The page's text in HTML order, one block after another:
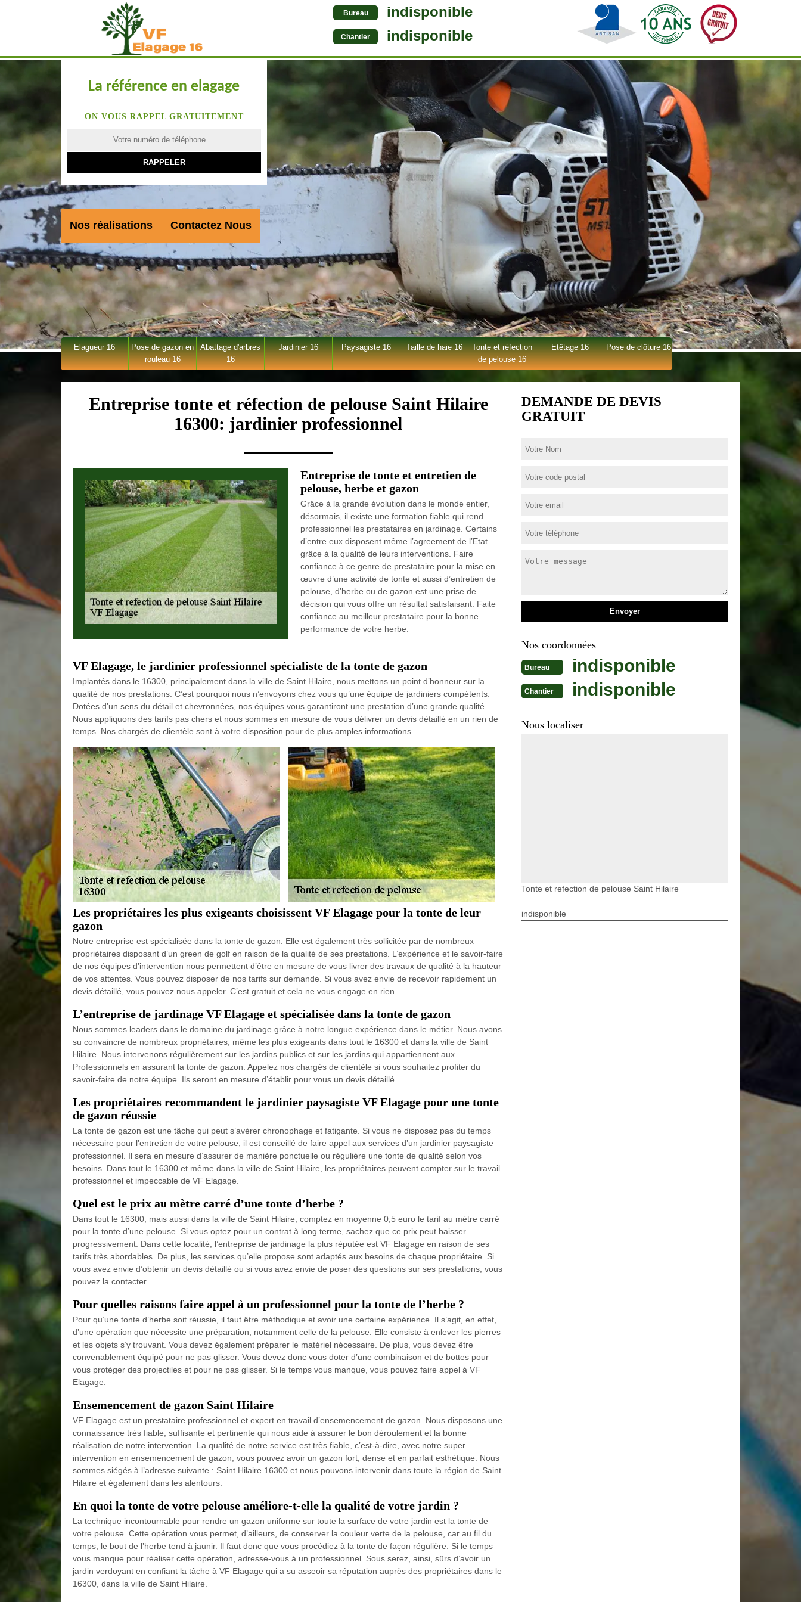
Bureau indisponible
Chantier indisponible
La référence en elagage
ON VOUS RAPPEL GRATUITEMENT
Nos réalisations Contactez Nous
Elagueur 16
Pose de gazon en
rouleau 16
Abattage d'arbres
16
Jardinier 16 Paysagiste 16 Taille de haie 16
Tonte et réfection
de pelouse 16
Etêtage 16 Pose de clôture 16
Entreprise tonte et réfection de pelouse Saint Hilaire
16300: jardinier professionnel
Entreprise de tonte et entretien de
pelouse, herbe et gazon
Grâce à la grande évolution dans le monde entier,
désormais, il existe une formation fiable qui rend
professionnel les prestataires en jardinage. Certains
d’entre eux disposent même l’agreement de l’Etat
grâce à la qualité de leurs interventions. Faire
confiance à ce genre de prestataire pour la mise en
œuvre d’une activité de tonte et aussi d’entretien de
pelouse, d’herbe ou de gazon est une prise de
décision qui vous offre un résultat satisfaisant. Faite
confiance au meilleur prestataire pour la bonne
performance de votre herbe.
VF Elagage, le jardinier professionnel spécialiste de la tonte de gazon
Implantés dans le 16300, principalement dans la ville de Saint Hilaire, nous mettons un point d’honneur sur la
qualité de nos prestations. C’est pourquoi nous n’envoyons chez vous qu’une équipe de jardiniers compétents.
Dotées d’un sens du détail et chevronnées, nos équipes vous garantiront une prestation d’une grande qualité.
Nous appliquons des tarifs pas chers et nous sommes en mesure de vous délivrer un devis détaillé en un rien de
temps. Nos chargés de clientèle sont à votre disposition pour de plus amples informations.
Les propriétaires les plus exigeants choisissent VF Elagage pour la tonte de leur
gazon
Notre entreprise est spécialisée dans la tonte de gazon. Elle est également très sollicitée par de nombreux
propriétaires disposant d’un green de golf en raison de la qualité de ses prestations. L’expérience et le savoir-faire
de nos équipes d’intervention nous permettent d’être en mesure de vous livrer des travaux de qualité à la hauteur
de vos attentes. Vous pouvez disposer de nos tarifs sur demande. Si vous avez envie de recevoir rapidement un
devis détaillé, vous pouvez nous appeler. C’est gratuit et cela ne vous engage en rien.
L’entreprise de jardinage VF Elagage et spécialisée dans la tonte de gazon
Nous sommes leaders dans le domaine du jardinage grâce à notre longue expérience dans le métier. Nous avons
su convaincre de nombreux propriétaires, même les plus exigeants dans tout le 16300 et dans la ville de Saint
Hilaire. Nous intervenons régulièrement sur les jardins publics et sur les jardins qui appartiennent aux
Professionnels en assurant la tonte de gazon. Appelez nos chargés de clientèle si vous souhaitez profiter du
savoir-faire de notre équipe. Ils seront en mesure d’établir pour vous un devis détaillé.
Les propriétaires recommandent le jardinier paysagiste VF Elagage pour une tonte
de gazon réussie
La tonte de gazon est une tâche qui peut s’avérer chronophage et fatigante. Si vous ne disposez pas du temps
nécessaire pour l’entretien de votre pelouse, il est conseillé de faire appel aux services d’un jardinier paysagiste
professionnel. Il sera en mesure d’assurer de manière ponctuelle ou régulière une tonte de qualité selon vos
besoins. Dans tout le 16300 et même dans la ville de Saint Hilaire, les propriétaires peuvent compter sur le travail
professionnel et impeccable de VF Elagage.
Quel est le prix au mètre carré d’une tonte d’herbe ?
Dans tout le 16300, mais aussi dans la ville de Saint Hilaire, comptez en moyenne 0,5 euro le tarif au mètre carré
pour la tonte d’une pelouse. Si vous optez pour un contrat à long terme, sachez que ce prix peut baisser
progressivement. Dans cette localité, l’entreprise de jardinage la plus réputée est VF Elagage en raison de ses
tarifs très abordables. De plus, les services qu’elle propose sont adaptés aux besoins de chaque propriétaire. Si
vous avez envie d’obtenir un devis détaillé ou si vous avez envie de poser des questions sur ses prestations, vous
pouvez la contacter.
Pour quelles raisons faire appel à un professionnel pour la tonte de l’herbe ?
Pour qu’une tonte d’herbe soit réussie, il faut être méthodique et avoir une certaine expérience. Il s’agit, en effet,
d’une opération que nécessite une préparation, notamment celle de la pelouse. Elle consiste à enlever les pierres
et les objets s’y trouvant. Vous devez également préparer le matériel nécessaire. De plus, vous devez être
convenablement équipé pour ne pas glisser. Vous devez donc vous doter d’une combinaison et de bottes pour
vous protéger des projectiles et pour ne pas glisser. Si le temps vous manque, vous pouvez faire appel à VF
Elagage.
Ensemencement de gazon Saint Hilaire
VF Elagage est un prestataire professionnel et expert en travail d’ensemencement de gazon. Nous disposons une
connaissance très fiable, suffisante et pertinente qui nous aide à assurer le bon déroulement et la bonne
réalisation de notre intervention. La qualité de notre service est très fiable, c’est-à-dire, avec notre super
intervention en ensemencement de gazon, vous pouvez avoir un gazon fort, dense et en parfait esthétique. Nous
sommes siégés à l’adresse suivante : Saint Hilaire 16300 et nous pouvons intervenir dans toute la région de Saint
Hilaire et également dans les alentours.
En quoi la tonte de votre pelouse améliore-t-elle la qualité de votre jardin ?
La technique incontournable pour rendre un gazon uniforme sur toute la surface de votre jardin est la tonte de
votre pelouse. Cette opération vous permet, d’ailleurs, de conserver la couleur verte de la pelouse, car au fil du
temps, le bout de l’herbe tend à jaunir. Il faut donc que vous procédiez à la tonte de façon régulière. Si le temps
vous manque pour réaliser cette opération, adresse-vous à un professionnel. Sous serez, ainsi, sûrs d’avoir un
jardin verdoyant en confiant la tâche à VF Elagage qui a su asseoir sa réputation auprès des propriétaires dans le
16300, dans la ville de Saint Hilaire.
DEMANDE DE DEVIS
GRATUIT
Nos coordonnées
Bureau indisponible
Chantier indisponible
Nous localiser
Tonte et refection de pelouse Saint Hilaire
indisponible